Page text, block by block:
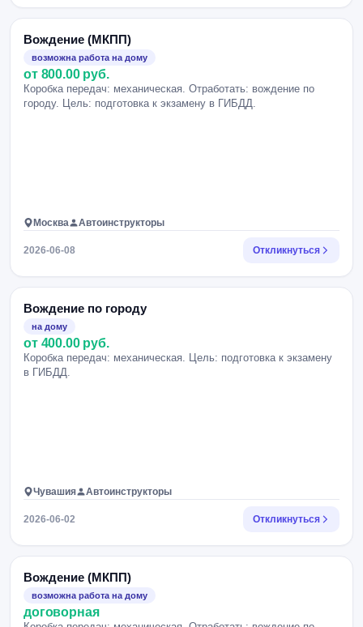
Вождение (МКПП)
возможна работа на дому
от 800.00 руб.
Коробка передач: механическая. Отработать: вождение по
городу. Цель: подготовка к экзамену в ГИБДД.
Москва Автоинструкторы
2026-06-08 Откликнуться
Вождение по городу
на дому
от 400.00 руб.
Коробка передач: механическая. Цель: подготовка к экзамену
в ГИБДД.
Чувашия Автоинструкторы
2026-06-02 Откликнуться
Вождение (МКПП)
возможна работа на дому
договорная